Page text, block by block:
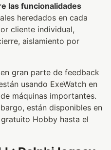
las funcionalidades
heredados en cada
cliente individual,
aislamiento por
gran parte de feedback
usando ExeWatch en
máquinas importantes.
están disponibles en
Hobby hasta el